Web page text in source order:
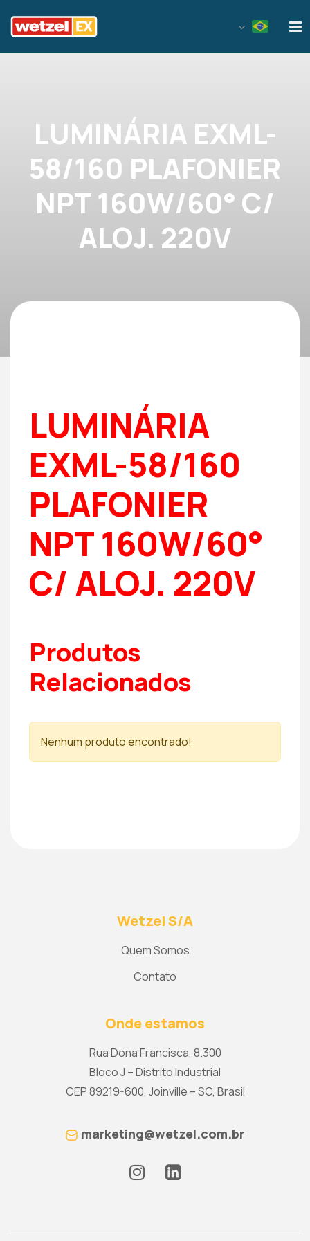
LUMINÁRIA EXML-
58/160 PLAFONIER
NPT 160W/60° C/
ALOJ. 220V
LUMINÁRIA
EXML-58/160
PLAFONIER
NPT 160W/60°
C/ ALOJ. 220V
Produtos
Relacionados
Nenhum produto encontrado!
Wetzel S/A
Quem Somos
Contato
Onde estamos
Rua Dona Francisca, 8.300
Bloco J – Distrito Industrial
CEP 89219-600, Joinville – SC, Brasil
marketing@wetzel.com.br